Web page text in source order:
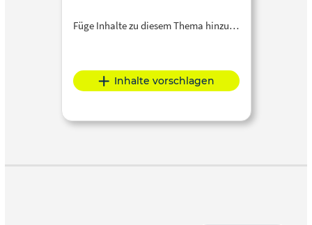
Füge Inhalte zu diesem Thema hinzu…
Inhalte vorschlagen